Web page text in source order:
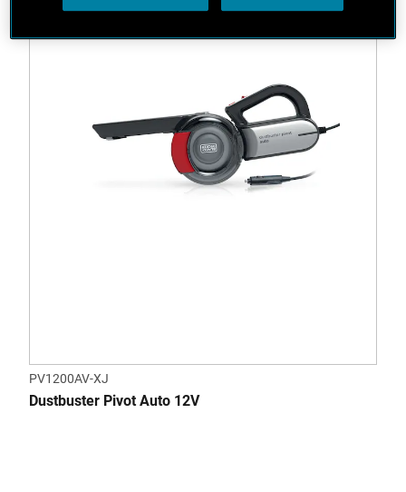
PV1200AV-XJ
Dustbuster Pivot Auto 12V